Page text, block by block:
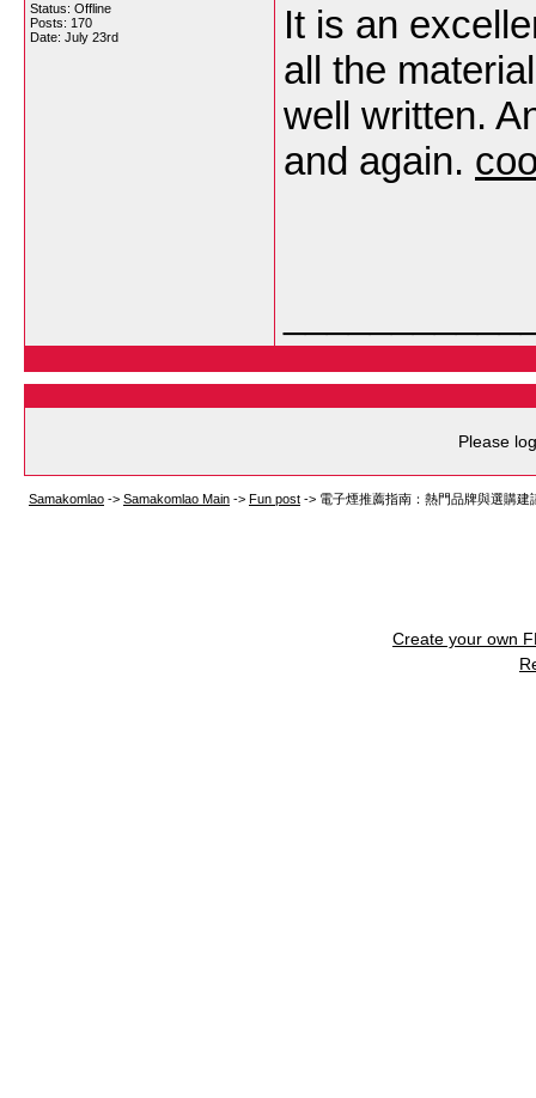
Status: Offline
Posts: 170
Date: July 23rd
It is an
all the
well written.
and again.
Please
Samakomlao -> Samakomlao Main -> Fun post -> 電子煙推薦指南：熱門品牌與選購建
Create your own